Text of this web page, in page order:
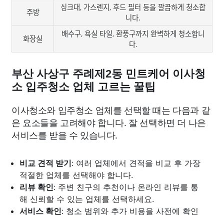
주방
싱크대, 가스렌지, 후드 필터 등을 깔끔하게 청소합
니다.
화장실
배수구, 욕실 타일, 환풍구까지 완벽하게 청소합니
다.
부산 사상구 주례제2동 민트케어 이사청
소 입주청소 업체 고르는 꿀팁
이사청소와 입주청소 업체를 선택할 때는 다음과 같
은 요소들을 고려해야 합니다. 잘 선택하면 더 나은
서비스를 받을 수 있습니다.
비교 견적 받기: 여러 업체에서 견적을 비교 후 가장
적절한 업체를 선택해야 합니다.
리뷰 확인: 주변 친구의 추천이나 온라인 리뷰를 통
해 신뢰할 수 있는 업체를 선택하세요.
서비스 확인: 청소 범위와 추가 비용을 사전에 확인